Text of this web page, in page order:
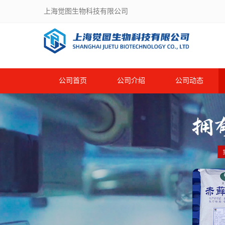
上海觉图生物科技有限公司
公司首页 公司介绍 公司动态